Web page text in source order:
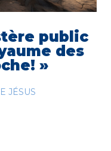
public
des
»
JÉSUS